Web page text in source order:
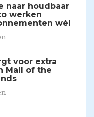
naar houdbaar
werken
wél
voor extra
Mall of the